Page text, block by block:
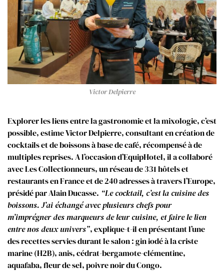
Victor Delpierre
Explorer les liens entre la gastronomie et la mixologie, c’est
possible, estime Victor Delpierre, consultant en création de
cocktails et de boissons à base de café, récompensé à de
multiples reprises. A l’occasion d’EquipHotel, il a collaboré
avec Les Collectionneurs, un réseau de 331 hôtels et
restaurants en France et de 240 adresses à travers l’Europe,
présidé par Alain Ducasse. “Le cocktail, c’est la cuisine des
boissons. J’ai échangé avec plusieurs chefs pour
m’imprégner des marqueurs de leur cuisine, et faire le lien
entre nos deux univers”, explique-t-il en présentant l’une
des recettes servies durant le salon : gin iodé à la criste
marine (H2B), anis, cédrat-bergamote-clémentine,
aquafaba, fleur de sel, poivre noir du Congo.